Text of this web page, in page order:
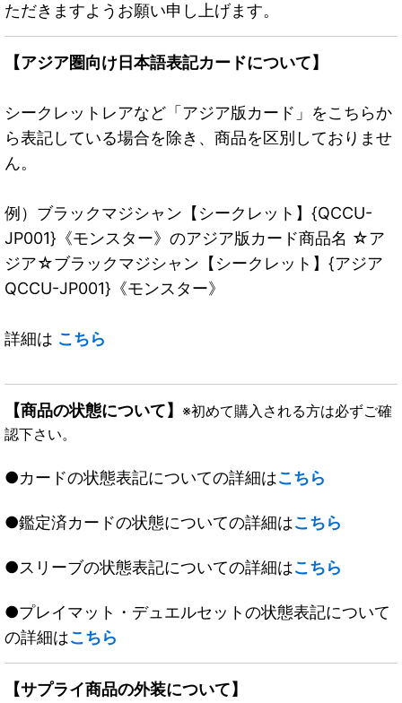
ただきますようお願い申し上げます。
【アジア圏向け日本語表記カードについて】
シークレットレアなど「アジア版カード」をこちらか
ら表記している場合を除き、商品を区別しておりませ
ん。
例）ブラックマジシャン【シークレット】{QCCU-
JP001}《モンスター》のアジア版カード商品名 ☆ア
ジア☆ブラックマジシャン【シークレット】{アジア
QCCU-JP001}《モンスター》
詳細は こちら
【商品の状態について】 ※初めて購入される方は必ずご確
認下さい。
●カードの状態表記についての詳細はこちら
●鑑定済カードの状態についての詳細はこちら
●スリーブの状態表記についての詳細はこちら
●プレイマット・デュエルセットの状態表記について
の詳細はこちら
【サプライ商品の外装について】